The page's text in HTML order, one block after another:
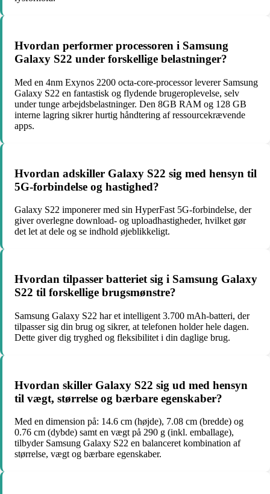
Hvordan performer processoren i Samsung
Galaxy S22 under forskellige belastninger?
Med en 4nm Exynos 2200 octa-core-processor leverer Samsung
Galaxy S22 en fantastisk og flydende brugeroplevelse, selv
under tunge arbejdsbelastninger. Den 8GB RAM og 128 GB
interne lagring sikrer hurtig håndtering af ressourcekrævende
apps.
Hvordan adskiller Galaxy S22 sig med hensyn til
5G-forbindelse og hastighed?
Galaxy S22 imponerer med sin HyperFast 5G-forbindelse, der
giver overlegne download- og uploadhastigheder, hvilket gør
det let at dele og se indhold øjeblikkeligt.
Hvordan tilpasser batteriet sig i Samsung Galaxy
S22 til forskellige brugsmønstre?
Samsung Galaxy S22 har et intelligent 3.700 mAh-batteri, der
tilpasser sig din brug og sikrer, at telefonen holder hele dagen.
Dette giver dig tryghed og fleksibilitet i din daglige brug.
Hvordan skiller Galaxy S22 sig ud med hensyn
til vægt, størrelse og bærbare egenskaber?
Med en dimension på: 14.6 cm (højde), 7.08 cm (bredde) og
0.76 cm (dybde) samt en vægt på 290 g (inkl. emballage),
tilbyder Samsung Galaxy S22 en balanceret kombination af
størrelse, vægt og bærbare egenskaber.